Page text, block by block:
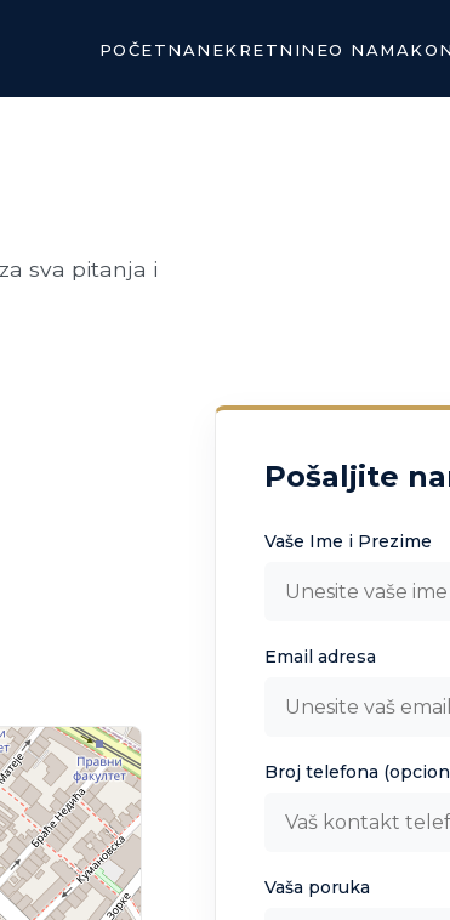
POČETNANEKRETNINEO NAMA
sva pitanja i
Pošaljite
Vaše Ime i Prezime
Email adresa
Broj telefona
Vaša poruka